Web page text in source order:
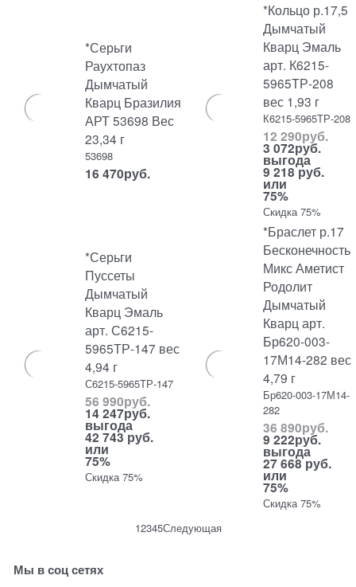
*Серьги
Раухтопаз
Дымчатый
Кварц Бразилия
АРТ 53698 Вес
23,34 г
53698
16 470руб.
*Кольцо р.17,5
Дымчатый
Кварц Эмаль
арт. К6215-
5965ТР-208
вес 1,93 г
К6215-5965ТР-208
12 290руб.
3 072руб.
выгода
9 218 руб.
или
75%
Скидка 75%
*Серьги
Пуссеты
Дымчатый
Кварц Эмаль
арт. С6215-
5965ТР-147 вес
4,94 г
С6215-5965ТР-147
56 990руб.
14 247руб.
выгода
42 743 руб.
или
75%
Скидка 75%
*Браслет р.17
Бесконечность
Микс Аметист
Родолит
Дымчатый
Кварц арт.
Бр620-003-
17М14-282 вес
4,79 г
Бр620-003-17М14-
282
36 890руб.
9 222руб.
выгода
27 668 руб.
или
75%
Скидка 75%
12345Следующая
Мы в соц сетях